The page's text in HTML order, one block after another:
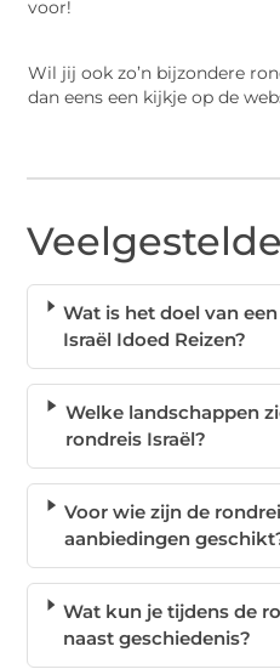
voor!
Wil jij ook zo’n bijzondere
dan eens een kijkje op de
Wat is het doel van
Israël Idoed Reizen?
Welke landschappen
rondreis Israël?
Voor wie zijn de
aanbiedingen
Wat kun je tijdens de
naast geschiedenis?